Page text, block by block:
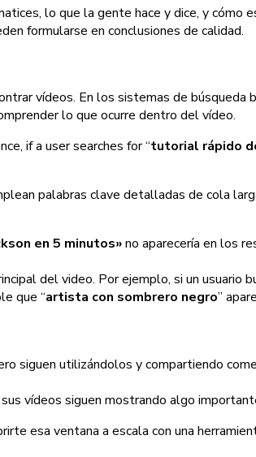
lo que la gente hace y dice, y cómo
formularse en conclusiones de calidad.
vídeos. En los sistemas de búsqueda
lo que ocurre dentro del vídeo.
if a user searches for “tutorial rápido
palabras clave detalladas de cola
en 5 minutos»no aparecería en los
del video. Por ejemplo, si un usuario
que “artista con sombrero negro”
siguen utilizándolos y compartiendo
vídeos siguen mostrando algo
esa ventana a escala con una